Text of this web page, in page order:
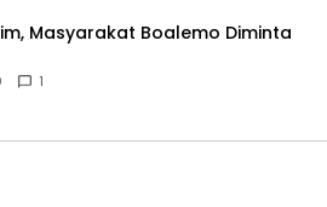
Masyarakat Boalemo Diminta
1